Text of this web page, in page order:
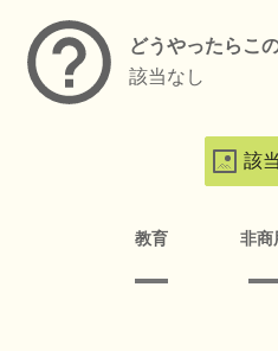
どうやったらこ
該当なし
該
教育 非商